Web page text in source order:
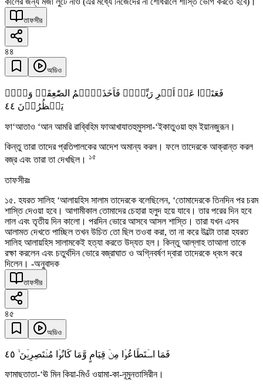
তাফসীর
৪৪
অডিও
فَعَتَوۡا عَنۡ اَمۡرِ رَبِّہِمۡ فَاَخَذَتۡہُمُ الصّٰعِقَۃُ وَہُمۡ
یَنۡظُرُوۡنَ ٤٤
ফা‘আতাও ‘আন আমরি রাব্বিহিম ফাআখাযাতহুমুসসা-‘ইকাতুওয়া হুম ইয়ানজুরূন।
কিন্তু তারা তাদের প্রতিপালকের আদেশ অমান্য করল। ফলে তাদেরকে আক্রান্ত করল
বজ্র এবং তারা তা দেখছিল। ১৫
তাফসীরঃ
১৫. হযরত সালিহ ‘আলায়হিস সালাম তাদেরকে বলেছিলেন, ‘তোমাদেরকে তিনদিন পর চরম
শাস্তি দেওয়া হবে। আগামীকাল তোমাদের চেহারা হলুদ হয়ে যাবে। তার পরের দিন হবে
লাল এবং তৃতীয় দিন কালো। পরদিন ভোরে আসবে আসল শাস্তি। তারা যখন এসব
আলামত দেখতে পাচ্ছিল তখন উচিত তো ছিল তওবা করা, তা না করে উল্টো তারা হযরত
সালিহ আলায়হিস সালামকেই হত্যা করতে উদ্যত হল। কিন্তু আল্লাহ তাআলা তাকে
রক্ষা করলেন এবং চতুর্থদিন ভোরে বজ্রাঘাত ও অগ্নিবর্ষণ দ্বারা তাদেরকে ধ্বংস করে
দিলেন। -অনুবাদক
তাফসীর
৪৫
অডিও
فَمَا اسۡتَطَاعُوۡا مِنۡ قِیَامٍ وَّمَا کَانُوۡا مُنۡتَصِرِیۡنَ ۙ ٤٥
ফামাছতাতা-‘ঊ মিন কিয়া-মিওঁ ওয়ামা-কা-নূমুনতাসিরীন।